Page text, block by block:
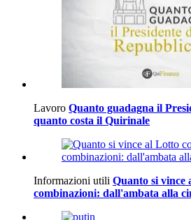
Lavoro Quanto guadagna il
quanto costa il Quirinale
Informazioni utili Quanto si vince
combinazioni: dall'ambata alla